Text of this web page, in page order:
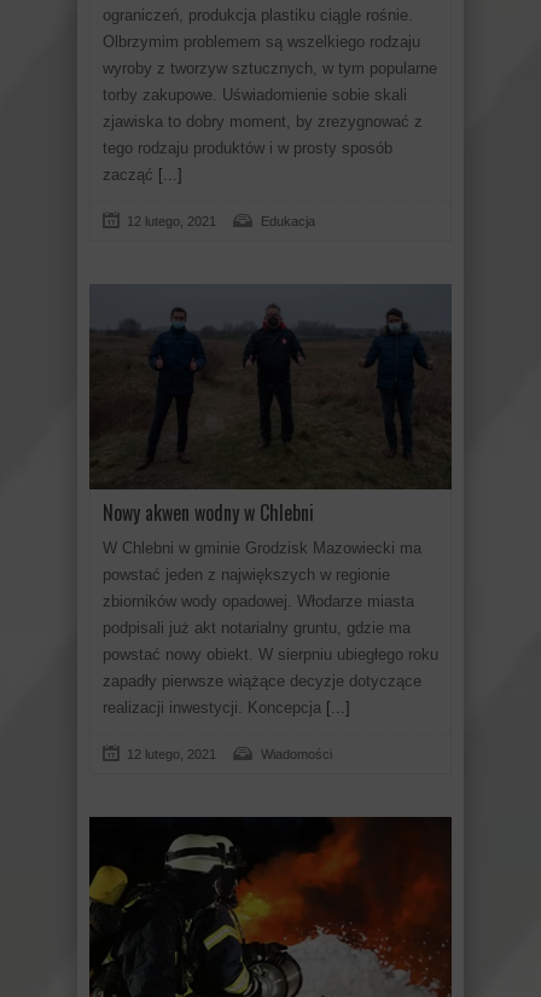
ograniczeń, produkcja plastiku ciągle rośnie.
Olbrzymim problemem są wszelkiego rodzaju
wyroby z tworzyw sztucznych, w tym popularne
torby zakupowe. Uświadomienie sobie skali
zjawiska to dobry moment, by zrezygnować z
tego rodzaju produktów i w prosty sposób
zacząć [...]
12 lutego, 2021 Edukacja
Nowy akwen wodny w Chlebni
W Chlebni w gminie Grodzisk Mazowiecki ma
powstać jeden z największych w regionie
zbiorników wody opadowej. Włodarze miasta
podpisali już akt notarialny gruntu, gdzie ma
powstać nowy obiekt. W sierpniu ubiegłego roku
zapadły pierwsze wiążące decyzje dotyczące
realizacji inwestycji. Koncepcja [...]
12 lutego, 2021 Wiadomości